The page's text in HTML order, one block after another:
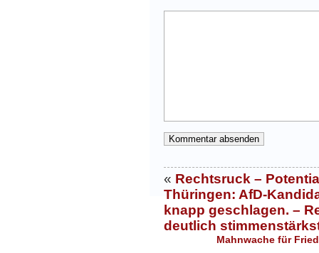
« Rechtsruck –
Thüringen: AfD-
knapp geschlagen. –
deutlich
Mahnwache für